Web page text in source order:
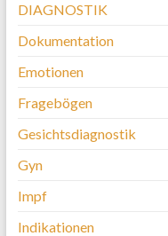
DIAGNOSTIK
Dokumentation
Emotionen
Fragebögen
Gesichtsdiagnostik
Gyn
Impf
Indikationen